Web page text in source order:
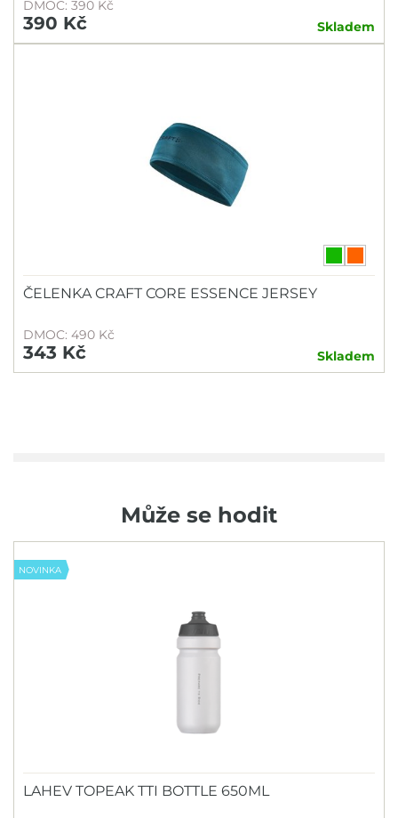
DMOC: 390 Kč
390 Kč Skladem
ČELENKA CRAFT CORE ESSENCE JERSEY
DMOC: 490 Kč
343 Kč Skladem
Může se hodit
NOVINKA
LAHEV TOPEAK TTI BOTTLE 650ML